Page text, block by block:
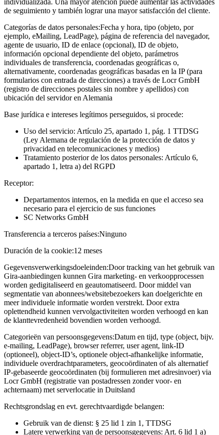
individualizada. Una mayor atención puede aumentar las actividades
de seguimiento y también lograr una mayor satisfacción del cliente.
Categorías de datos personales:Fecha y hora, tipo (objeto, por
ejemplo, eMailing, LeadPage), página de referencia del navegador,
agente de usuario, ID de enlace (opcional), ID de objeto,
información opcional dependiente del objeto, parámetros
individuales de transferencia, coordenadas geográficas o,
alternativamente, coordenadas geográficas basadas en la IP (para
formularios con entrada de direcciones) a través de Locr GmbH
(registro de direcciones postales sin nombre y apellidos) con
ubicación del servidor en Alemania
Base jurídica e intereses legítimos perseguidos, si procede:
Uso del servicio: Artículo 25, apartado 1, pág. 1 TTDSG
(Ley Alemana de regulación de la protección de datos y
privacidad en telecomunicaciones y medios)
Tratamiento posterior de los datos personales: Artículo 6,
apartado 1, letra a) del RGPD
Receptor:
Departamentos internos, en la medida en que el acceso sea
necesario para el ejercicio de sus funciones
SC Networks GmbH
Transferencia a terceros países:Ninguno
Duración de la cookie:12 meses
Gegevensverwerkingsdoeleinden:Door tracking van het gebruik van
Gira-aanbiedingen kunnen Gira marketing- en verkoopprocessen
worden gedigitaliseerd en geautomatiseerd. Door middel van
segmentatie van abonnees/websitebezoekers kan doelgerichte en
meer individuele informatie worden verstrekt. Door extra
oplettendheid kunnen vervolgactiviteiten worden verhoogd en kan
de klanttevredenheid bovendien worden verhoogd.
Categorieën van persoonsgegevens:Datum en tijd, type (object, bijv.
e-mailing, LeadPage), browser referrer, user agent, link-ID
(optioneel), object-ID’s, optionele object-afhankelijke informatie,
individuele overdrachtparameters, geocoördinaten of als alternatief
IP-gebaseerde geocoördinaten (bij formulieren met adresinvoer) via
Locr GmbH (registratie van postadressen zonder voor- en
achternaam) met serverlocatie in Duitsland
Rechtsgrondslag en evt. gerechtvaardigde belangen:
Gebruik van de dienst: § 25 lid 1 zin 1, TTDSG
Latere verwerking van de persoonsgegevens: Art. 6 lid 1 a)